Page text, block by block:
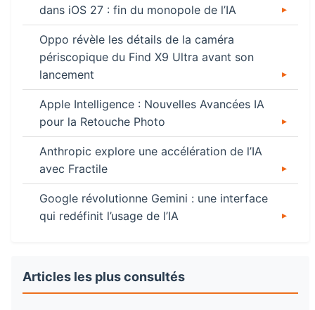
dans iOS 27 : fin du monopole de l’IA
Oppo révèle les détails de la caméra
périscopique du Find X9 Ultra avant son
lancement
Apple Intelligence : Nouvelles Avancées IA
pour la Retouche Photo
Anthropic explore une accélération de l’IA
avec Fractile
Google révolutionne Gemini : une interface
qui redéfinit l’usage de l’IA
Articles les plus consultés